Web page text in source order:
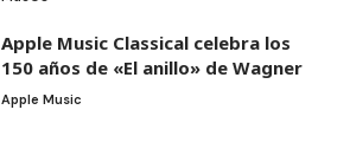
Apple Music Classical celebra los
150 años de «El anillo» de Wagner
Apple Music